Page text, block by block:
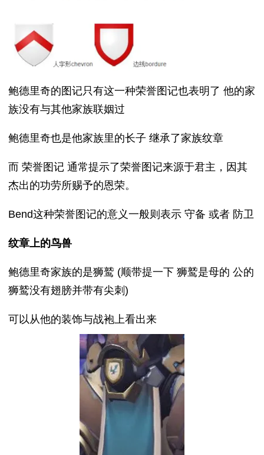
鲍德里奇的图记只有这一种荣誉图记也表明了 他的家
族没有与其他家族联姻过
鲍德里奇也是他家族里的长子 继承了家族纹章
而 荣誉图记 通常提示了荣誉图记来源于君主，因其
杰出的功劳所赐予的恩荣。
Bend这种荣誉图记的意义一般则表示 守备 或者 防卫
纹章上的鸟兽
鲍德里奇家族的是狮鹫 (顺带提一下 狮鹫是母的 公的
狮鹫没有翅膀并带有尖刺)
可以从他的装饰与战袍上看出来